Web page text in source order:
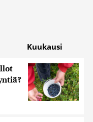
Kuukausi